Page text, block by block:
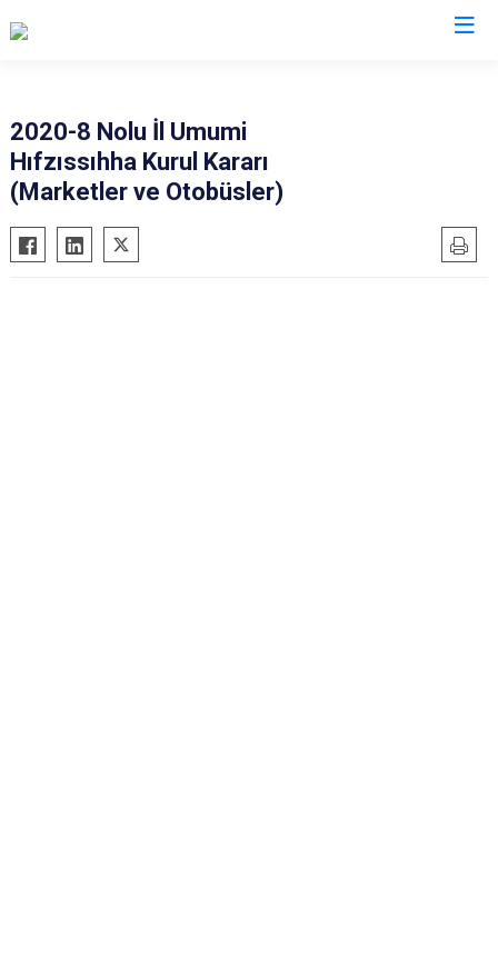
2020-8 Nolu İl Umumi
Hıfzıssıhha Kurul Kararı
(Marketler ve Otobüsler)